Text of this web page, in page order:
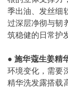
季出油、发丝细
过深层净彻与韧
筑稳健的日常护
● 施华蔻生姜精
环境变化，需要
精华洗发露搭载